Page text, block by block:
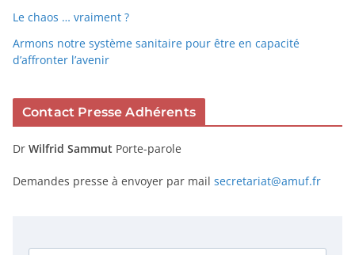
Le chaos … vraiment ?
Armons notre système sanitaire pour être en capacité
d’affronter l’avenir
Contact Presse Adhérents
Dr Wilfrid Sammut Porte-parole
Demandes presse à envoyer par mail secretariat@amuf.fr